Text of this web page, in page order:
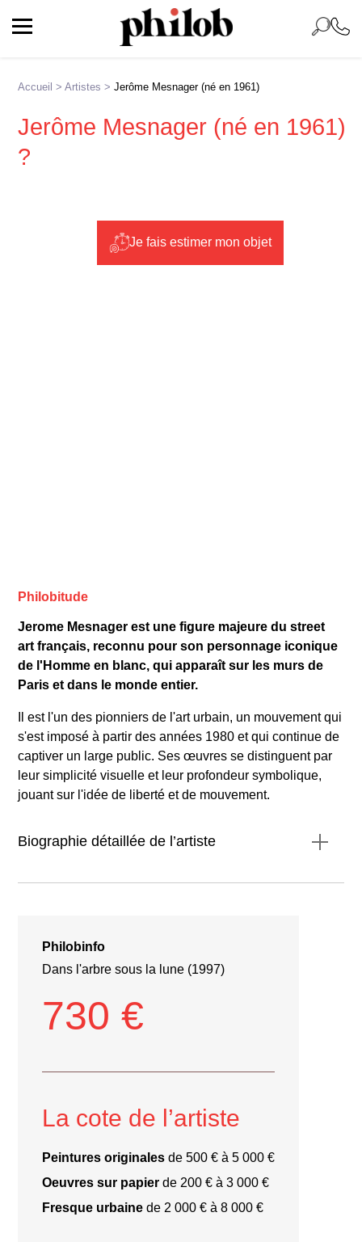
Accueil >Artistes >Jerôme Mesnager (né en 1961)
Jerôme Mesnager (né en 1961)
?
Je fais estimer mon objet
Philobitude
Jerome Mesnager est une figure majeure du street
art français, reconnu pour son personnage iconique
de l'Homme en blanc, qui apparaît sur les murs de
Paris et dans le monde entier.
Il est l'un des pionniers de l'art urbain, un mouvement qui
s'est imposé à partir des années 1980 et qui continue de
captiver un large public. Ses œuvres se distinguent par
leur simplicité visuelle et leur profondeur symbolique,
jouant sur l'idée de liberté et de mouvement.
Biographie détaillée de l’artiste
École Boulle
1983
1983
Philobinfo
Dans l'arbre sous la lune (1997)
730 €
La cote de l’artiste
Peintures originales de 500 € à 5 000 €
Oeuvres sur papier de 200 € à 3 000 €
Fresque urbaine de 2 000 € à 8 000 €